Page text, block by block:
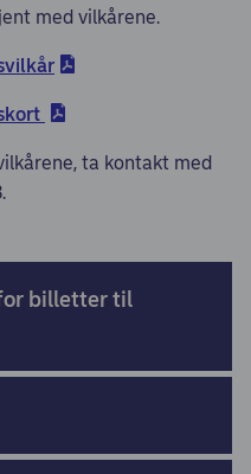
med vilkårene.
ta kontakt med
billetter til